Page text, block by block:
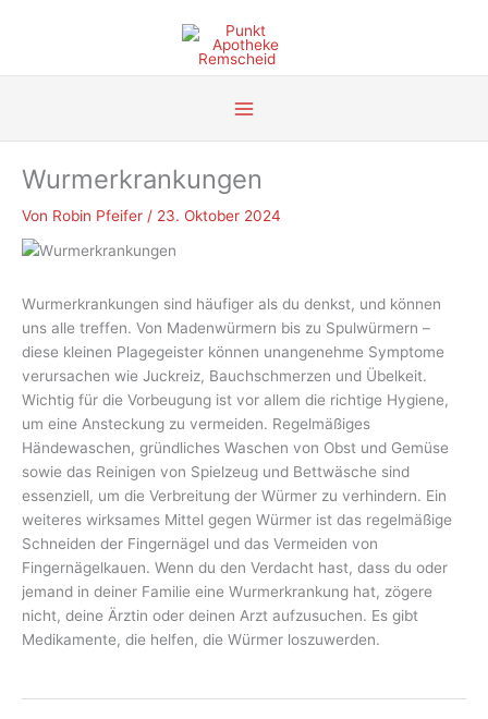
Wurmerkrankungen
Von Robin Pfeifer / 23. Oktober 2024
Wurmerkrankungen sind häufiger als du denkst, und können
uns alle treffen. Von Madenwürmern bis zu Spulwürmern –
diese kleinen Plagegeister können unangenehme Symptome
verursachen wie Juckreiz, Bauchschmerzen und Übelkeit.
Wichtig für die Vorbeugung ist vor allem die richtige Hygiene,
um eine Ansteckung zu vermeiden. Regelmäßiges
Händewaschen, gründliches Waschen von Obst und Gemüse
sowie das Reinigen von Spielzeug und Bettwäsche sind
essenziell, um die Verbreitung der Würmer zu verhindern. Ein
weiteres wirksames Mittel gegen Würmer ist das regelmäßige
Schneiden der Fingernägel und das Vermeiden von
Fingernägelkauen. Wenn du den Verdacht hast, dass du oder
jemand in deiner Familie eine Wurmerkrankung hat, zögere
nicht, deine Ärztin oder deinen Arzt aufzusuchen. Es gibt
Medikamente, die helfen, die Würmer loszuwerden.